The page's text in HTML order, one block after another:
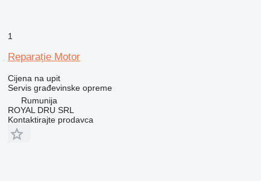
1
Reparație Motor
Cijena na upit
Servis građevinske opreme
Rumunija
ROYAL DRU SRL
Kontaktirajte prodavca